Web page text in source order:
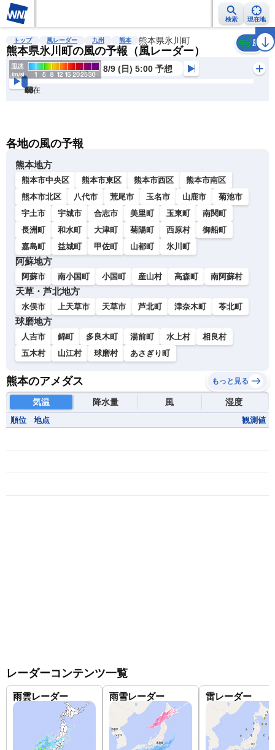
検索 現在地
雨雲レーダー 台風情報 地震情報 警報・注意報 2週間天気 ラ
トップ 風レーダー 九州 熊本 熊本県氷川町
熊本県氷川町の風の予報（風レーダー）
風
8/9 (日) 5:00 予想
現在
6h
12
24
36
48
60
72
各地の風の予報
熊本地方
熊本市中央区 熊本市東区 熊本市西区
熊本市南区
熊本市北区
八代市 荒尾市 玉名市 山鹿市
菊池市
宇土市
宇城市 合志市 美里町 玉東町
南関町
長洲町
和水町 大津町 菊陽町 西原村
御船町
嘉島町
益城町 甲佐町 山都町 氷川町
阿蘇地方
阿蘇市 南小国町 小国町 産山村 高森町 南阿蘇村
天草・芦北地方
水俣市 上天草市 天草市 芦北町 津奈木町 苓北町
球磨地方
人吉市 錦町 多良木町 湯前町 水上村
相良村
五木村
山江村 球磨村 あさぎり町
熊本のアメダス もっと見る
気温 降水量 風 湿度
順位 地点 観測値
レーダーコンテンツ一覧
雨雲レーダー 雨雪レーダー 雷レーダー